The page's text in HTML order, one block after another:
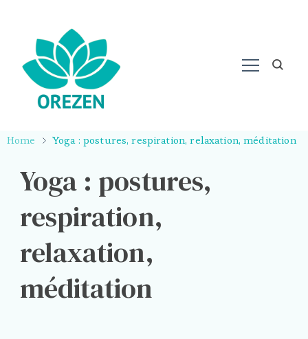
Home Yoga : postures, respiration, relaxation, méditation
Yoga : postures,
respiration,
relaxation,
méditation